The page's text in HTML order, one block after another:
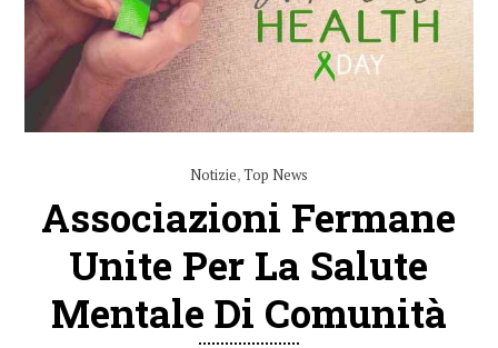
Notizie,Top News
Associazioni Fermane
Unite Per La Salute
Mentale Di Comunità